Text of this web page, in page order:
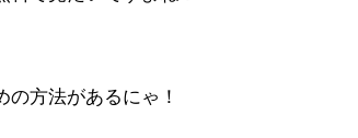
の方法があるにゃ！